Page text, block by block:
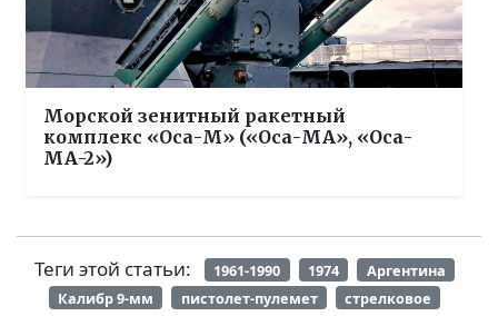
Морской зенитный ракетный
комплекс «Оса-М» («Оса-МА», «Оса-
МА-2»)
Теги этой статьи: 1961-1990 1974
Аргентина
Калибр 9-мм
пистолет-пулемет стрелковое